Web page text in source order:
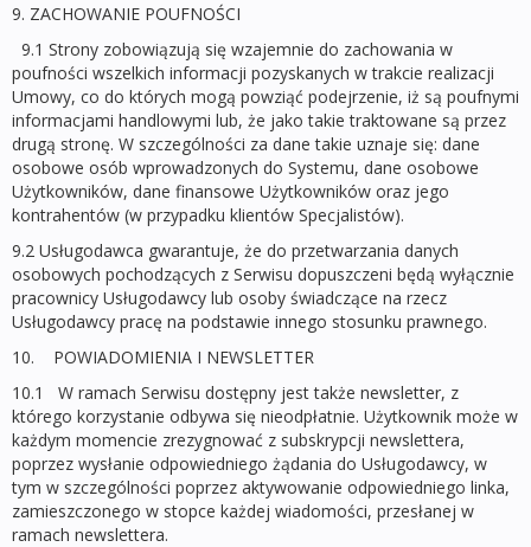
9. ZACHOWANIE POUFNOŚCI
9.1 Strony zobowiązują się wzajemnie do zachowania w
poufności wszelkich informacji pozyskanych w trakcie realizacji
Umowy, co do których mogą powziąć podejrzenie, iż są poufnymi
informacjami handlowymi lub, że jako takie traktowane są przez
drugą stronę. W szczególności za dane takie uznaje się: dane
osobowe osób wprowadzonych do Systemu, dane osobowe
Użytkowników, dane finansowe Użytkowników oraz jego
kontrahentów (w przypadku klientów Specjalistów).
9.2 Usługodawca gwarantuje, że do przetwarzania danych
osobowych pochodzących z Serwisu dopuszczeni będą wyłącznie
pracownicy Usługodawcy lub osoby świadczące na rzecz
Usługodawcy pracę na podstawie innego stosunku prawnego.
10. POWIADOMIENIA I NEWSLETTER
10.1 W ramach Serwisu dostępny jest także newsletter, z
którego korzystanie odbywa się nieodpłatnie. Użytkownik może w
każdym momencie zrezygnować z subskrypcji newslettera,
poprzez wysłanie odpowiedniego żądania do Usługodawcy, w
tym w szczególności poprzez aktywowanie odpowiedniego linka,
zamieszczonego w stopce każdej wiadomości, przesłanej w
ramach newslettera.